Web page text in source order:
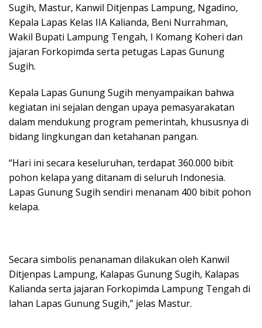
Sugih, Mastur, Kanwil Ditjenpas Lampung, Ngadino,
Kepala Lapas Kelas IIA Kalianda, Beni Nurrahman,
Wakil Bupati Lampung Tengah, I Komang Koheri dan
jajaran Forkopimda serta petugas Lapas Gunung
Sugih.
Kepala Lapas Gunung Sugih menyampaikan bahwa
kegiatan ini sejalan dengan upaya pemasyarakatan
dalam mendukung program pemerintah, khususnya di
bidang lingkungan dan ketahanan pangan.
“Hari ini secara keseluruhan, terdapat 360.000 bibit
pohon kelapa yang ditanam di seluruh Indonesia.
Lapas Gunung Sugih sendiri menanam 400 bibit pohon
kelapa.
Secara simbolis penanaman dilakukan oleh Kanwil
Ditjenpas Lampung, Kalapas Gunung Sugih, Kalapas
Kalianda serta jajaran Forkopimda Lampung Tengah di
lahan Lapas Gunung Sugih,” jelas Mastur.